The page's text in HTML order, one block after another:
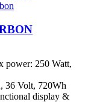
power: 250 Watt,
36 Volt, 720Wh
display &